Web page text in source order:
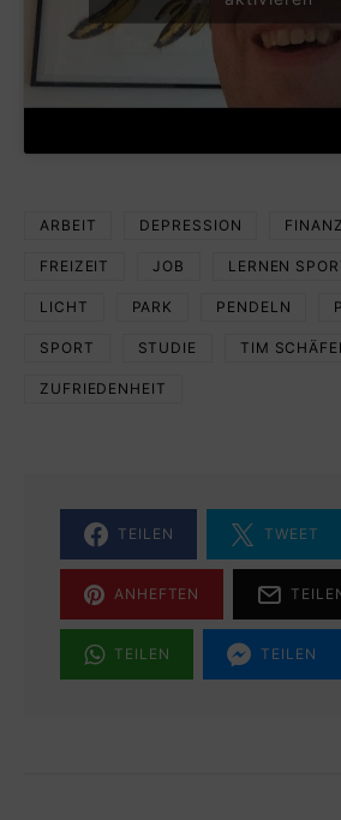
ARBEIT DEPRESSION
FREIZEIT JOB LERNEN
LICHT PARK PENDELN
SPORT STUDIE TIM
ZUFRIEDENHEIT
TEILEN TWEET
ANHEFTEN
TEILEN TEILEN